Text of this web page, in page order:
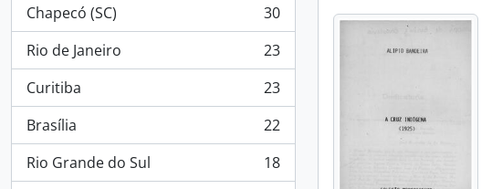
Chapecó (SC)
, 30 resultados
30
Rio de Janeiro
, 23 resultados
23
Curitiba
, 23 resultados
23
Brasília
, 22 resultados
22
Rio Grande do Sul
, 18 resultados
18